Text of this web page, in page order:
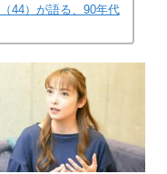
44）が語る、90年代